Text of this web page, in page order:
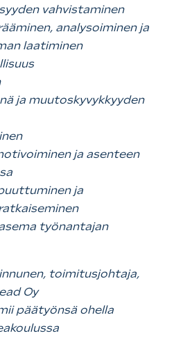
vahvistaminen
analysoiminen ja
laatiminen
ja muutoskyvykkyyden
ja asenteen
ja
työnantajan
toimitusjohtaja,
Oy
päätyönsä ohella